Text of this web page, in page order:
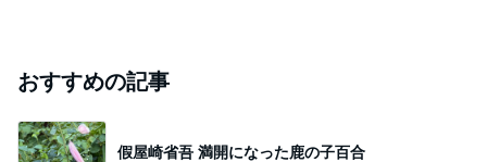
おすすめの記事
假屋崎省吾 満開になった鹿の子百合